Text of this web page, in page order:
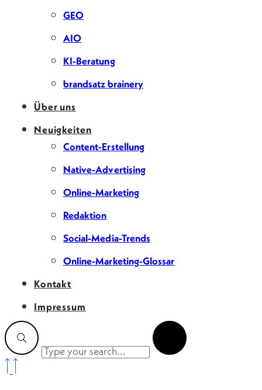
GEO
AIO
KI-Beratung
brandsatz brainery
Über uns
Neuigkeiten
Content-Erstellung
Native-Advertising
Online-Marketing
Redaktion
Social-Media-Trends
Online-Marketing-Glossar
Kontakt
Impressum